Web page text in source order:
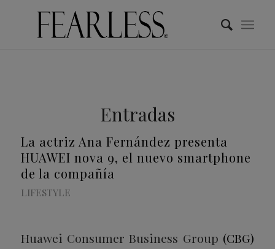
Entradas
La actriz Ana Fernández presenta
HUAWEI nova 9, el nuevo smartphone
de la compañía
LIFESTYLE
Huawei Consumer Business Group (CBG)